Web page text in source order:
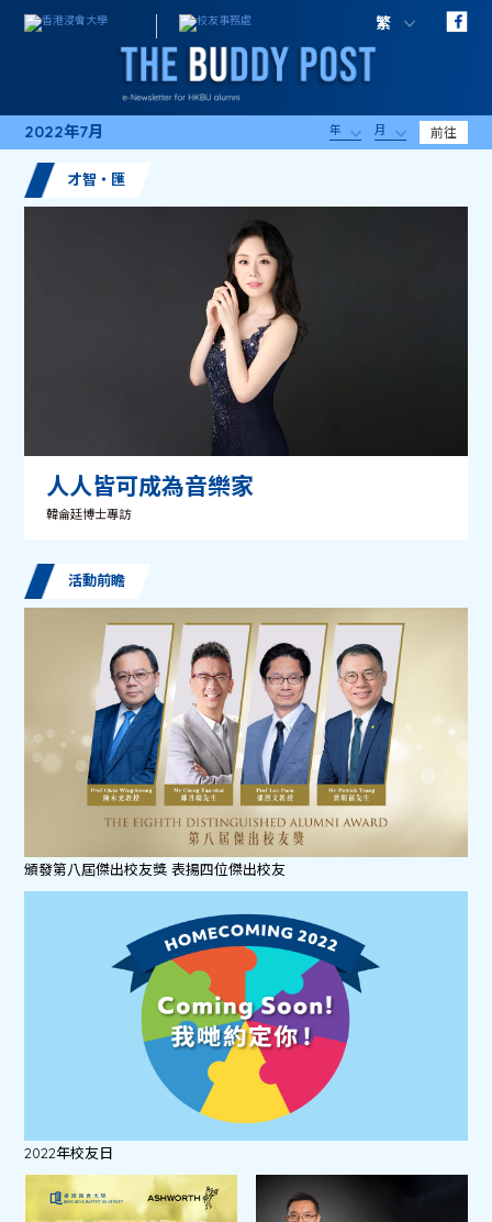
繁
2022年7月 年 月 前往
才智・匯
人人皆可成為音樂家
韓侖廷博士專訪
活動前瞻
頒發第八屆傑出校友獎 表揚四位傑出校友
2022年校友日